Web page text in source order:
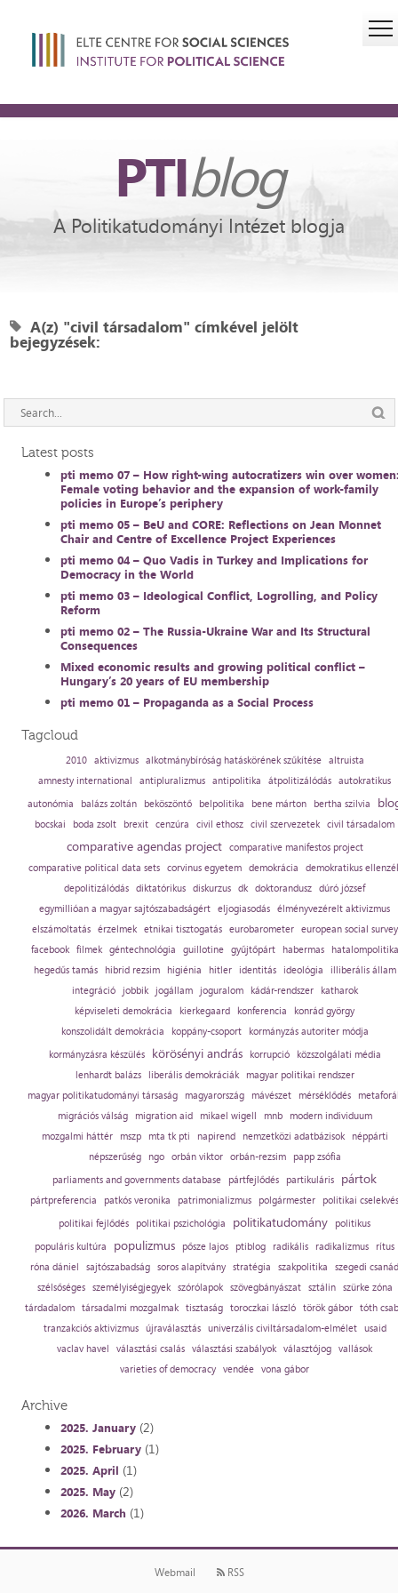
PTIblog
A Politikatudományi Intézet blogja
A(z) "civil társadalom" címkével jelölt
bejegyzések:
Latest posts
pti memo 07 – How right-wing autocratizers win over
Female voting behavior and the expansion of work-family
policies in Europe’s periphery
pti memo 05 – BeU and CORE: Reflections on Jean Monnet
Chair and Centre of Excellence Project Experiences
pti memo 04 – Quo Vadis in Turkey and Implications for
Democracy in the World
pti memo 03 – Ideological Conflict, Logrolling, and Policy
Reform
pti memo 02 – The Russia-Ukraine War and Its Structural
Consequences
Mixed economic results and growing political conflict –
Hungary’s 20 years of EU membership
pti memo 01 – Propaganda as a Social Process
Tagcloud
2010 aktivizmus alkotmánybíróság hatáskörének szűkítése
altruista
amnesty international
antipluralizmus antipolitika átpolitizálódás autokratikus
autonómia
balázs zoltán beköszöntő belpolitika bene márton bertha szilvia
bocskai boda zsolt brexit cenzúra civil ethosz civil szervezetek civil társadalom
comparative agendas project
comparative manifestos project
comparative political data sets corvinus egyetem demokrácia
demokratikus
depolitizálódás diktatórikus diskurzus dk doktorandusz dúró józsef
egymillióan a magyar sajtószabadságért eljogiasodás élményvezérelt aktivizmus
elszámoltatás
érzelmek etnikai tisztogatás eurobarometer
european social survey
facebook
filmek géntechnológia guillotine gyűjtőpárt habermas
hatalompolitika
hegedűs tamás
hibrid rezsim higiénia hitler identitás ideológia
illiberális állam
integráció
jobbik jogállam joguralom kádár-rendszer
katharok
képviseleti demokrácia
kierkegaard konferencia
konrád györgy
konszolidált demokrácia
koppány-csoport
kormányzás autoriter módja
kormányzásra készülés
körösényi andrás korrupció
közszolgálati média
lenhardt balázs
liberális demokráciák
magyar politikai rendszer
magyar politikatudományi társaság
magyarország mávészet mérséklődés
migrációs válság
migration aid mikael wigell mnb
modern individuum
mozgalmi háttér
mszp mta tk pti napirend nemzetközi adatbázisok
néppárti
népszerűség
ngo orbán viktor orbán-rezsim
papp zsófia
parliaments and governments database
pártfejlődés partikuláris pártok
pártpreferencia patkós veronika patrimonializmus polgármester
politikai
politikai fejlődés
politikai pszichológia politikatudomány
politikus
populáris kultúra
populizmus pősze lajos ptiblog radikális radikalizmus
rítus
róna dániel
sajtószabadság soros alapítvány stratégia szakpolitika
szegedi
szélsőséges
személyiségjegyek szórólapok szövegbányászat sztálin
szürke zóna
tárdadalom társadalmi mozgalmak tisztaság toroczkai lászló török gábor tóth
tranzakciós aktivizmus
újraválasztás univerzális civiltársadalom-elmélet
usaid
vaclav havel
választási csalás választási szabályok választójog vallások
varieties of democracy vendée vona gábor
Archive
2025. January(2)
2025. February(1)
2025. April (1)
2025. May(2)
2026. March (1)
Webmail RSS